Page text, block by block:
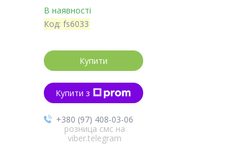
В наявності
Код: fs6033
Купити
Купити з
+380 (97) 408-03-06
розница смс на
viber.telegram